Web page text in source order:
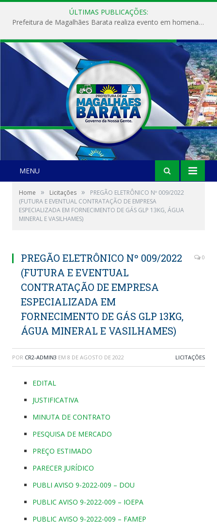
ÚLTIMAS PUBLICAÇÕES:
Prefeitura de Magalhães Barata realiza evento em homenagem ao Dia Internacional da Mulher
MENU
Home » Licitações »
PREGÃO ELETRÔNICO Nº 009/2022
(FUTURA E EVENTUAL CONTRATAÇÃO DE EMPRESA
ESPECIALIZADA EM FORNECIMENTO DE GÁS GLP 13KG, ÁGUA
MINERAL E VASILHAMES)
PREGÃO ELETRÔNICO Nº 009/2022
(FUTURA E EVENTUAL
CONTRATAÇÃO DE EMPRESA
ESPECIALIZADA EM
FORNECIMENTO DE GÁS GLP 13KG,
ÁGUA MINERAL E VASILHAMES)
0
POR CR2-ADMIN3 EM 8 DE AGOSTO DE 2022 LICITAÇÕES
EDITAL
JUSTIFICATIVA
MINUTA DE CONTRATO
PESQUISA DE MERCADO
PREÇO ESTIMADO
PARECER JURÍDICO
PUBLI AVISO 9-2022-009 – DOU
PUBLIC AVISO 9-2022-009 – IOEPA
PUBLIC AVISO 9-2022-009 – FAMEP